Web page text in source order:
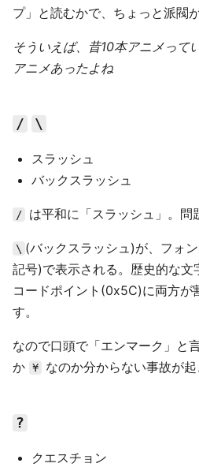
プ」と読むかで、ちょっと派閥
そういえば、昔10本アニメって
アニメあったよね
/ \
スラッシュ
バックスラッシュ
/ は平和に「スラッシュ」。問
\ (バックスラッシュ)が、フォ
記号)で表示される。歴史的な文
コードポイント(0x5C)に両方が
す。
なので口頭で「エンマーク」と
か ¥ なのか分からない事故が起
?
クエスチョン